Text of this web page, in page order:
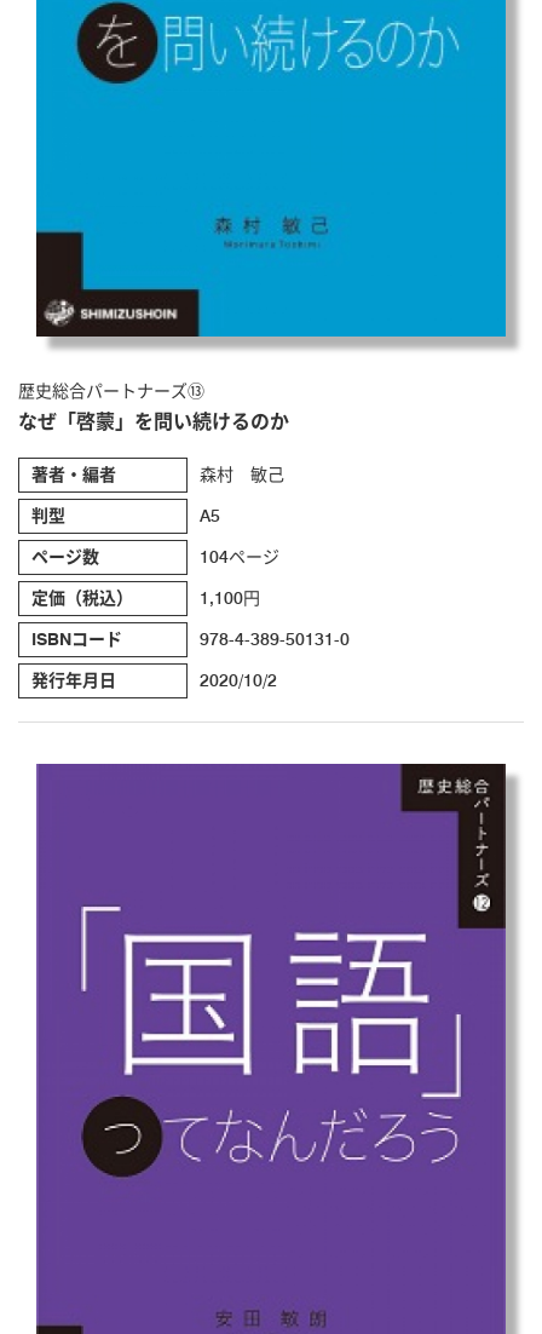
歴史総合パートナーズ⑬
なぜ「啓蒙」を問い続けるのか
著者・編者 森村 敏己
判型 A5
ページ数 104ページ
定価（税込） 1,100円
ISBNコード 978-4-389-50131-0
発行年月日 2020/10/2